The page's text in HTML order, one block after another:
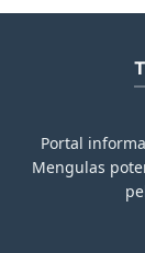
Portal
Mengulas